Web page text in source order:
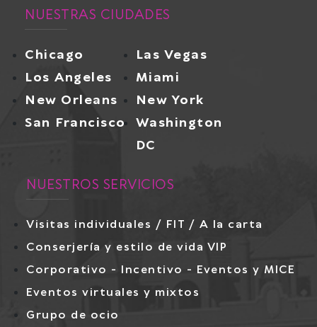
NUESTRAS CIUDADES
Chicago
Las Vegas
Los Angeles
Miami
New Orleans
New York
San Francisco Washington
DC
NUESTROS SERVICIOS
Visitas individuales / FIT / A la carta
Conserjería y estilo de vida VIP
Corporativo - Incentivo - Eventos y MICE
Eventos virtuales y mixtos
Grupo de ocio